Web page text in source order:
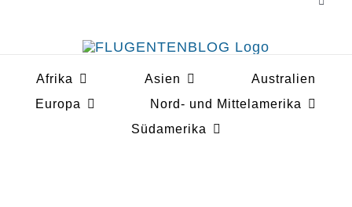
Toggle
Afrika Asien
Australien
Europa
Nord- und Mittelamerika
Südamerika